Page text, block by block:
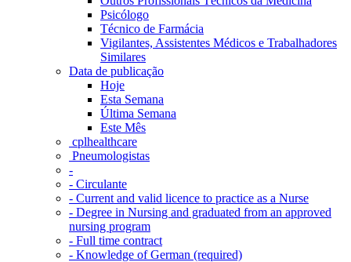
Psicólogo
Técnico de Farmácia
Vigilantes, Assistentes Médicos e Trabalhadores
Similares
Data de publicação
Hoje
Esta Semana
Última Semana
Este Mês
‎ cplhealthcare‬
Pneumologistas
-
- Circulante
- Current and valid licence to practice as a Nurse
- Degree in Nursing and graduated from an approved
nursing program
- Full time contract
- Knowledge of German (required)